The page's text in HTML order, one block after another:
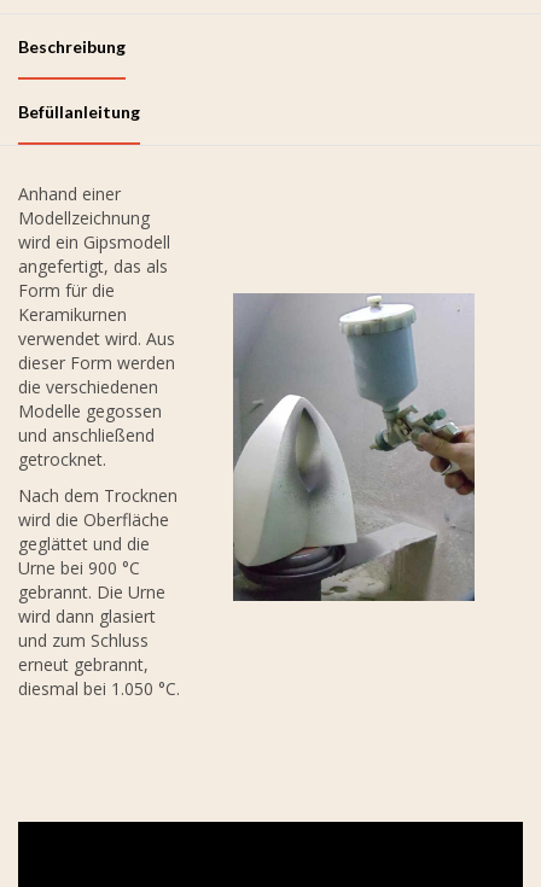
Beschreibung
Befüllanleitung
Anhand einer
Modellzeichnung
wird ein Gipsmodell
angefertigt, das als
Form für die
Keramikurnen
verwendet wird. Aus
dieser Form werden
die verschiedenen
Modelle gegossen
und anschließend
getrocknet.
Nach dem Trocknen
wird die Oberfläche
geglättet und die
Urne bei 900 °C
gebrannt. Die Urne
wird dann glasiert
und zum Schluss
erneut gebrannt,
diesmal bei 1.050 °C.